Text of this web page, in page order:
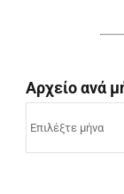
Αρχείο ανά